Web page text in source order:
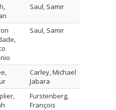
Saul, Samir
Saul, Samir
Carley, Michael
Jabara
Furstenberg,
François